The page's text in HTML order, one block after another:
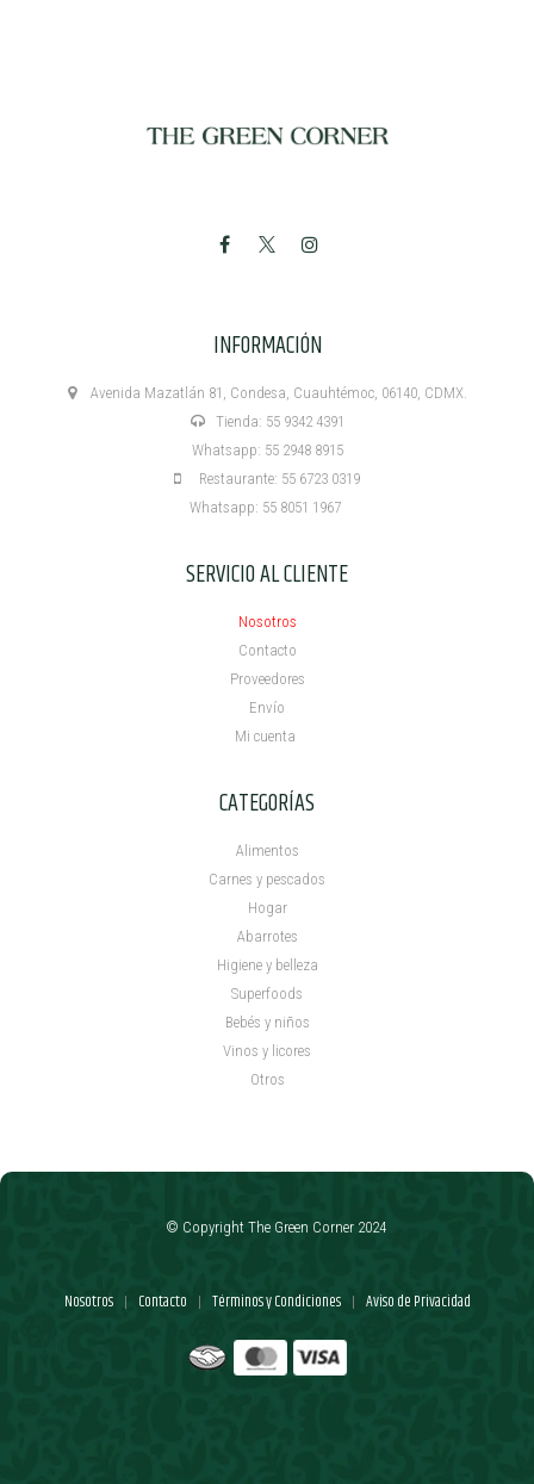
INFORMACIÓN
Avenida Mazatlán 81, Condesa, Cuauhtémoc, 06140, CDMX.
Tienda: 55 9342 4391
Whatsapp: 55 2948 8915
Restaurante: 55 6723 0319
Whatsapp: 55 8051 1967
SERVICIO AL CLIENTE
Nosotros
Contacto
Proveedores
Envío
Mi cuenta ​
CATEGORÍAS
Alimentos
Carnes y pescados
Hogar
Abarrotes
Higiene y belleza
Superfoods
Bebés y niños
Vinos y licores
Otros
Nosotros | Contacto | Términos y Condiciones | Aviso de Privacidad
© Copyright The Green Corner 2024